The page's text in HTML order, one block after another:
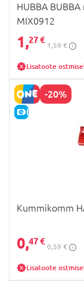
HUBBA
MIX0912
1,27 €
1,59 €
Lisatoote
-20%
E-HIND
Kummikomm
0,47 €
0,59 €
Lisatoote